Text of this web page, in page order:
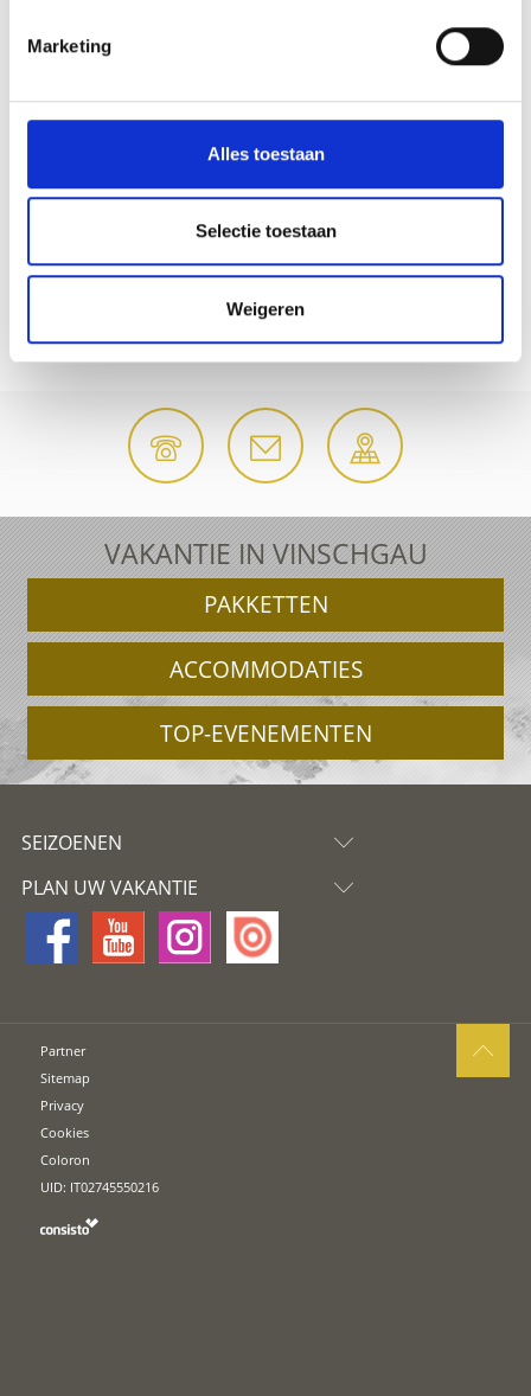
Marketing
Alles toestaan
Selectie toestaan
Weigeren
ACCOMMODATIE-AANVRAAG
VAKANTIE IN VINSCHGAU
PAKKETTEN
ACCOMMODATIES
TOP-EVENEMENTEN
SEIZOENEN
PLAN UW VAKANTIE
Partner
Sitemap
Privacy
Cookies
Coloron
UID: IT02745550216